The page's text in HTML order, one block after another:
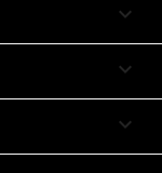


